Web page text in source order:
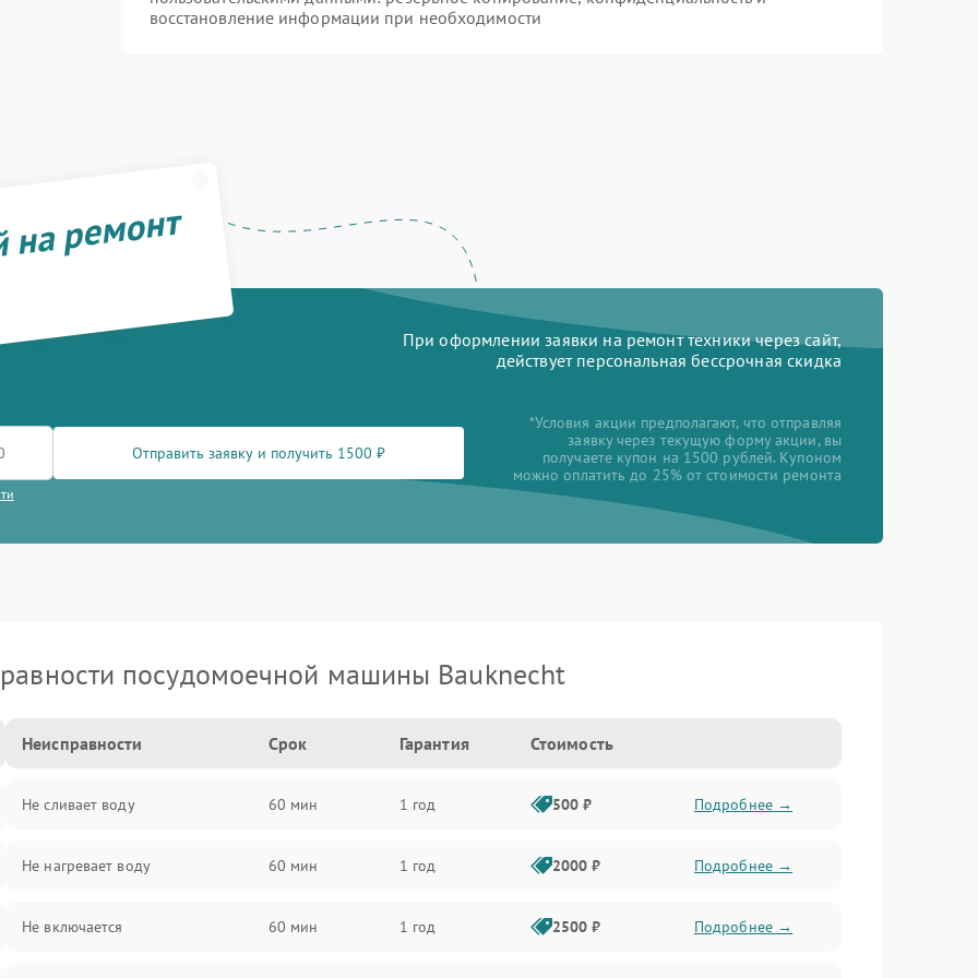
восстановление информации при необходимости
ремонт
При оформлении заявки на ремонт техники через сайт,
действует персональная бессрочная скидка
Отправить заявку и получить 1500 ₽
*Условия акции предполагают, что отправляя
заявку через текущую форму акции, вы
получаете купон на 1500 рублей. Купоном
можно оплатить до 25% от стоимости ремонта
посудомоечной машины Bauknecht
Неисправности Срок Гарантия Стоимость
Не сливает воду 60 мин 1 год 500 ₽ Подробнее →
Не нагревает воду 60 мин 1 год 2000 ₽ Подробнее →
Не включается 60 мин 1 год 2500 ₽ Подробнее →